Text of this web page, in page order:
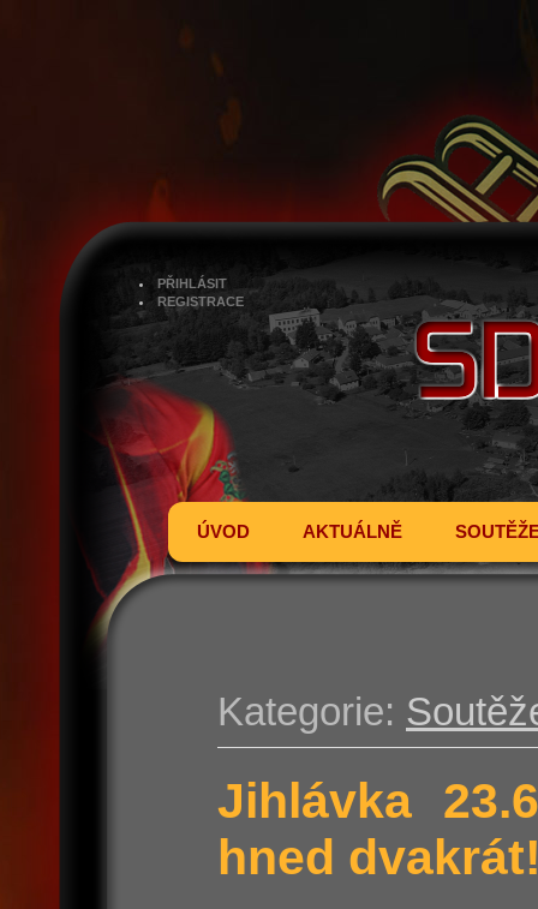
PŘIHLÁSIT
REGISTRACE
ÚVOD AKTUÁLNĚ
Kategorie:
Jihlávka
hned